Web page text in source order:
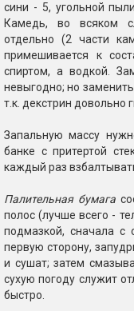
сини - 5, угольной
Камедь, во всяком
отдельно (2 части
примешивается к
спиртом, а водкой.
невыгодно; но
т.к. декстрин довольно
Запальную массу
банке с притертой
каждый раз
Палительная бумага
полос (лучше всего -
подмазкой, сначала с
первую сторону,
и сушат; затем
сухую погоду служит
быстро.